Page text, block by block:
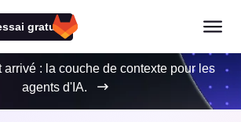
gratuit
arrivé : la couche de contexte pour les
agents d'IA.